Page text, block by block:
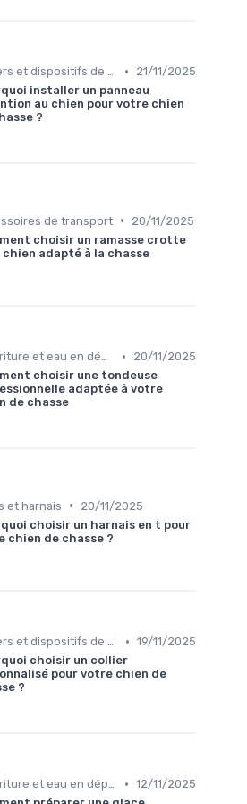
Colliers et dispositifs de suivi •
21/11/2025
installer un panneau
au chien pour votre chien
?
de transport •
20/11/2025
choisir un ramasse crotte
chien adapté à la chasse
Nourriture et eau en déplacement •
20/11/2025
choisir une tondeuse
adaptée à votre
de chasse
et harnais •
20/11/2025
choisir un harnais en t pour
chien de chasse ?
Colliers et dispositifs de suivi • 19/11/2025
choisir un collier
pour votre chien de
?
Nourriture et eau en déplacement • 12/11/2025